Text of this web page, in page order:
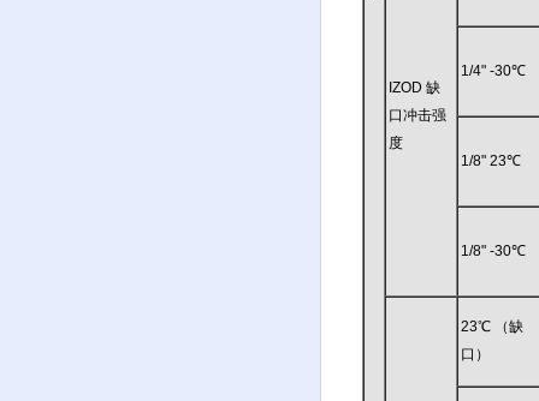
IZOD 缺
口冲击强
度
1/4" -30℃
1/8" 23℃
1/8" -30℃
23℃ （缺
口）